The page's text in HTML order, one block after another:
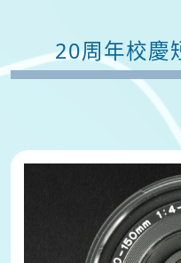
20周年校慶